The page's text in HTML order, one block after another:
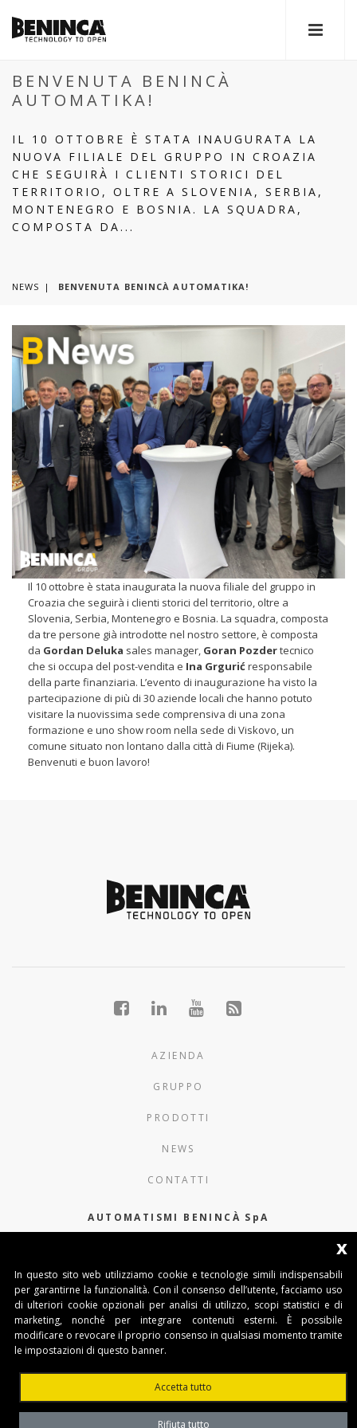
BENVENUTA BENINCÀ
AUTOMATIKA!
IL 10 OTTOBRE È STATA INAUGURATA LA
NUOVA FILIALE DEL GRUPPO IN CROAZIA
CHE SEGUIRÀ I CLIENTI STORICI DEL
TERRITORIO, OLTRE A SLOVENIA, SERBIA,
MONTENEGRO E BOSNIA. LA SQUADRA,
COMPOSTA DA...
NEWS BENVENUTA BENINCÀ AUTOMATIKA!
Il 10 ottobre è stata inaugurata la nuova filiale del gruppo in
Croazia che seguirà i clienti storici del territorio, oltre a
Slovenia, Serbia, Montenegro e Bosnia. La squadra, composta
da tre persone già introdotte nel nostro settore, è composta
da Gordan Deluka sales manager, Goran Pozdertecnico
che si occupa del post-vendita e Ina Grgurić responsabile
della parte finanziaria. L’evento di inaugurazione ha visto la
partecipazione di più di 30 aziende locali che hanno potuto
visitare la nuovissima sede comprensiva di una zona
formazione e uno show room nella sede di Viskovo, un
comune situato non lontano dalla città di Fiume (Rijeka).
Benvenuti e buon lavoro!
AZIENDA
GRUPPO
PRODOTTI
NEWS
CONTATTI
AUTOMATISMI BENINCÀ SpA
Tel. 0444 751030
Capitale Sociale € 1.000.000
interamente versato Registro Imprese
Tribunale di Vicenza
x
In questo sito web utilizziamo cookie e tecnologie simili indispensabili
per garantirne la funzionalità. Con il consenso dell’utente, facciamo uso
di ulteriori cookie opzionali per analisi di utilizzo, scopi statistici e di
marketing, nonché per integrare contenuti esterni. È possibile
modificare o revocare il proprio consenso in qualsiasi momento tramite
le impostazioni di questo banner.
Accetta tutto
Rifiuta tutto